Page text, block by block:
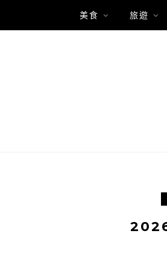
美食 旅遊